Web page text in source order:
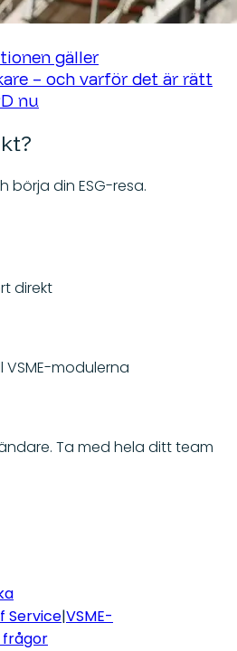
gäller
– och varför det är rätt
nu
börja din ESG-resa.
direkt
modulerna
Ta med hela ditt team
Service|VSME-
frågor